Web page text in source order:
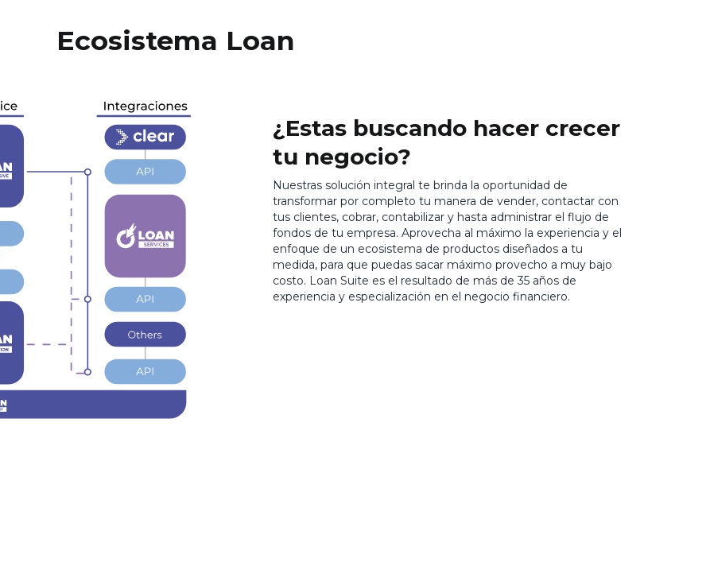
Ecosistema Loan
¿Estas buscando hacer crecer
tu negocio?
Nuestras solución integral te brinda la oportunidad de
transformar por completo tu manera de vender, contactar con
tus clientes, cobrar, contabilizar y hasta administrar el flujo de
fondos de tu empresa. Aprovecha al máximo la experiencia y el
enfoque de un ecosistema de productos diseñados a tu
medida, para que puedas sacar máximo provecho a muy bajo
costo. Loan Suite es el resultado de más de 35 años de
experiencia y especialización en el negocio financiero.